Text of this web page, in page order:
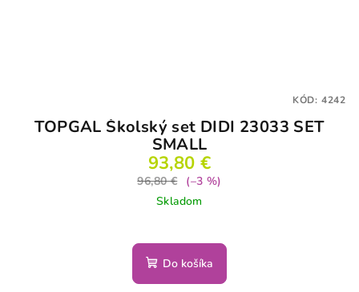
TOPGAL Školský set DIDI 23033 SET
SMALL
93,80 €
96,80 €
(–3 %)
Skladom
Do košíka
KÓD: 4242